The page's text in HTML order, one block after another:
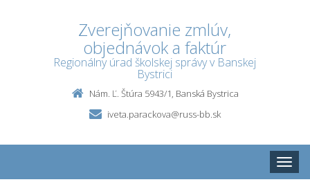
Zverejňovanie zmlúv,
objednávok a faktúr
Regionálny úrad školskej správy v Banskej
Bystrici
Nám. Ľ. Štúra 5943/1, Banská Bystrica
iveta.parackova@russ-bb.sk
Toggle